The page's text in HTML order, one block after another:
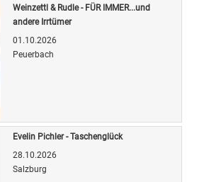
Weinzettl & Rudle - FÜR IMMER...und
andere Irrtümer
01.10.2026
Peuerbach
Evelin Pichler - Taschenglück
28.10.2026
Salzburg